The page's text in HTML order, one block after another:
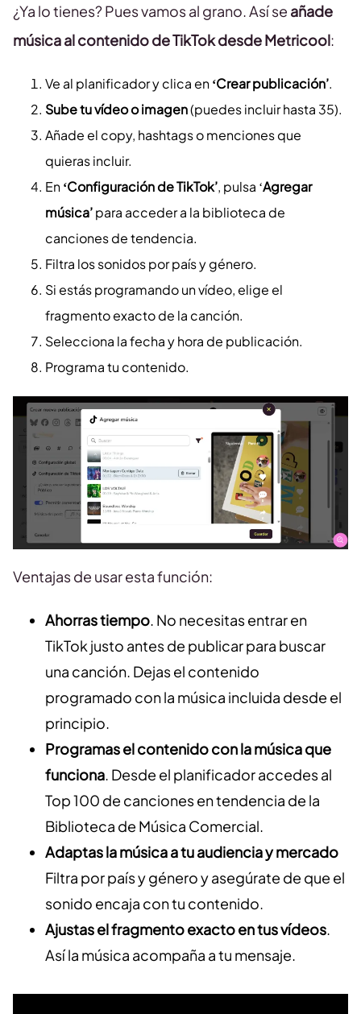
¿Ya lo tienes? Pues vamos al grano. Así se añade
música al contenido de TikTok desde Metricool:
Ve al planificador y clica en‘Crear publicación’.
Sube tu vídeo o imagen(puedes incluir hasta 35).
Añade el copy, hashtags o menciones que
quieras incluir.
En‘Configuración de TikTok’, pulsa ‘Agregar
música’para acceder a la biblioteca de
canciones de tendencia.
Filtra los sonidos por país y género.
Si estás programando un vídeo, elige el
fragmento exacto de la canción.
Selecciona la fecha y hora de publicación.
Programa tu contenido.
Ventajas de usar esta función:
Ahorras tiempo. No necesitas entrar en
TikTok justo antes de publicar para buscar
una canción. Dejas el contenido
programado con la música incluida desde el
principio.
Programas el contenido con la música que
funciona. Desde el planificador accedes al
Top 100 de canciones en tendencia de la
Biblioteca de Música Comercial.
Adaptas la música a tu audiencia y mercado
Filtra por país y género y asegúrate de que el
sonido encaja con tu contenido.
Ajustas el fragmento exacto en tus vídeos.
Así la música acompaña a tu mensaje.